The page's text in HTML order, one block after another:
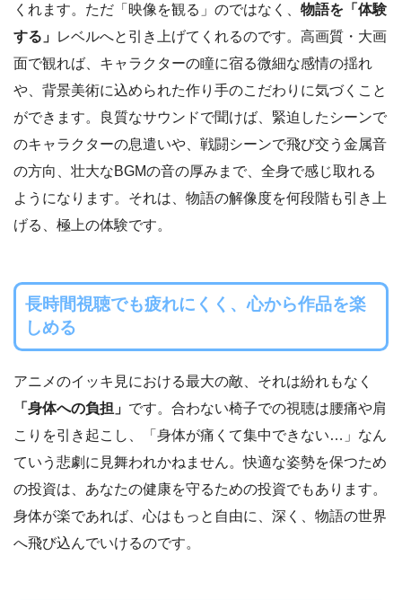
くれます。ただ「映像を観る」のではなく、 物語を「体験
する」 レベルへと引き上げてくれるのです。高画質・大画
面で観れば、キャラクターの瞳に宿る微細な感情の揺れ
や、背景美術に込められた作り手のこだわりに気づくこと
ができます。良質なサウンドで聞けば、緊迫したシーンで
のキャラクターの息遣いや、戦闘シーンで飛び交う金属音
の方向、壮大なBGMの音の厚みまで、全身で感じ取れる
ようになります。それは、物語の解像度を何段階も引き上
げる、極上の体験です。
長時間視聴でも疲れにくく、心から作品を楽
しめる
アニメのイッキ見における最大の敵、それは紛れもなく
「身体への負担」 です。合わない椅子での視聴は腰痛や肩
こりを引き起こし、「身体が痛くて集中できない…」なん
ていう悲劇に見舞われかねません。快適な姿勢を保つため
の投資は、あなたの健康を守るための投資でもあります。
身体が楽であれば、心はもっと自由に、深く、物語の世界
へ飛び込んでいけるのです。